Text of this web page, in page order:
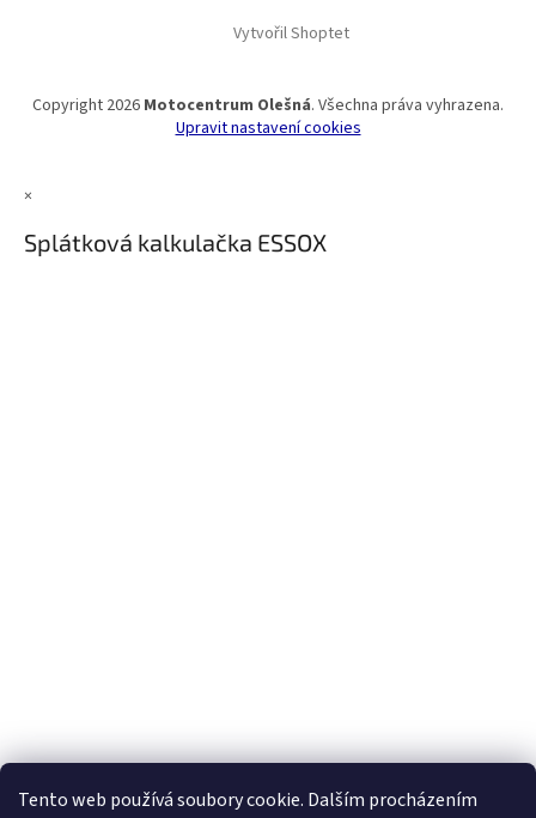
Tento web používá soubory cookie. Dalším procházením
Vytvořil Shoptet
Copyright 2026 Motocentrum Olešná. Všechna práva vyhrazena.
Upravit nastavení cookies
×
Splátková kalkulačka ESSOX